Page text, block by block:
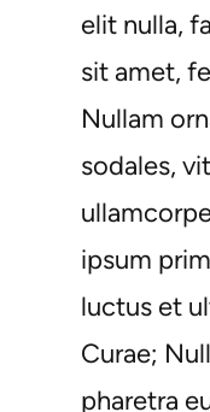
elit nulla,
sit amet,
Nullam
sodales,
ipsum
luctus et
Curae;
pharetra